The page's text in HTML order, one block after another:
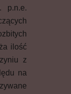
p.n.e.
ilość
z
na